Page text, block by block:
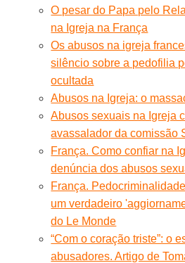
O pesar do Papa pelo
na Igreja na França
Os abusos na igreja
silêncio sobre a pedofilia
ocultada
Abusos na Igreja: o
Abusos sexuais na Igreja
avassalador da comissão
França. Como confiar na
denúncia dos abusos
França.
um verdadeiro
do Le Monde
“Com o coração triste”: o
abusadores. Artigo de